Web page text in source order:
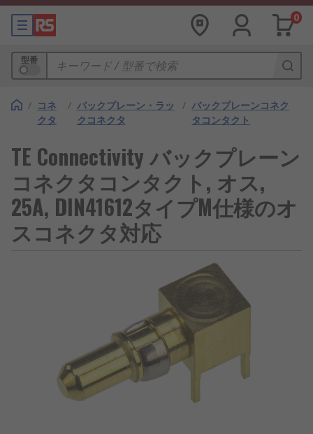
0
型番
/ コネ
クタ
/ バックプレーン・ラッ
クコネクタ
/ バックプレーンコネク
タコンタクト
TE Connectivity バックプレーン
コネクタコンタクト, オス,
25A, DIN41612タイプM仕様のオ
スコネクタ対応